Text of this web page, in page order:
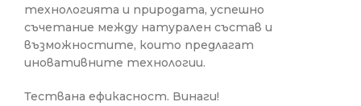
технологията и природата, успешно
съчетание между натурален състав и
възможностите, които предлагат
иновативните технологии.
Тествана ефикасност. Винаги!